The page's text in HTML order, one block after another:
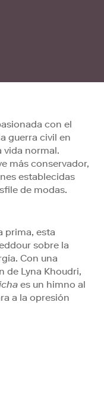
con el
guerra civil en
vida normal.
más conservador,
establecidas
de modas.
prima, esta
sobre la
Con una
de Lyna Khoudri,
es un himno al
a la opresión